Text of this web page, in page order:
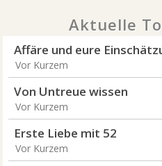
Aktuelle
Affäre und eure
Vor Kurzem
Von Untreue wissen
Vor Kurzem
Erste Liebe mit 52
Vor Kurzem